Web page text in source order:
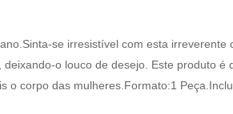
se irresistível com esta
o louco de desejo. Este produto é
corpo das mulheres.Formato:1